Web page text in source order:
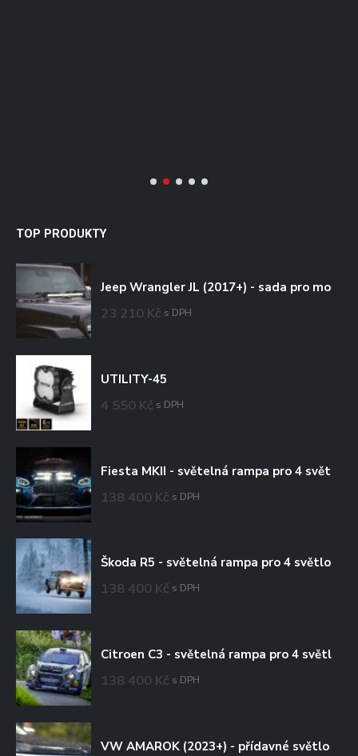
TOP PRODUKTY
23 210 Kč s DPH
UTILITY-45
4 550 Kč s DPH
138 400 Kč s DPH
138 400 Kč s DPH
138 400 Kč s DPH